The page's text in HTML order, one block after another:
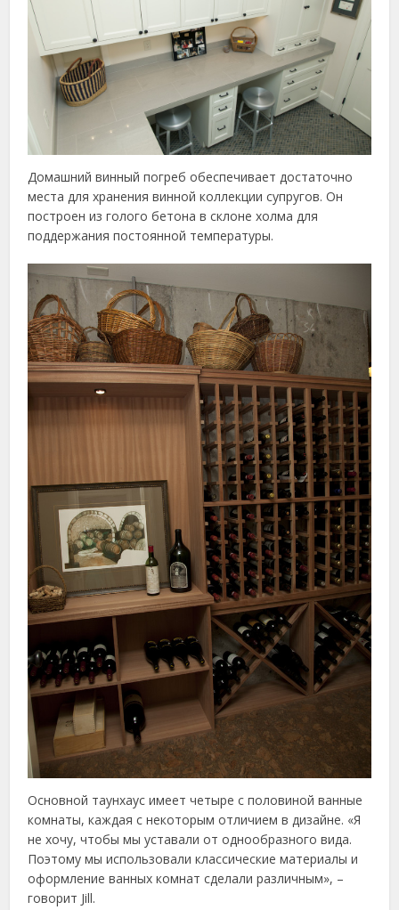
Домашний винный погреб обеспечивает достаточно
места для хранения винной коллекции супругов. Он
построен из голого бетона в склоне холма для
поддержания постоянной температуры.
Основной таунхаус имеет четыре с половиной ванные
комнаты, каждая с некоторым отличием в дизайне. «Я
не хочу, чтобы мы уставали от однообразного вида.
Поэтому мы использовали классические материалы и
оформление ванных комнат сделали различным», –
говорит Jill.